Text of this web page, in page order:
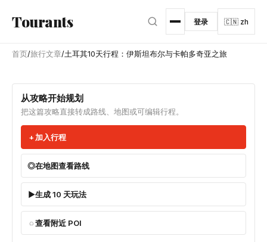
Tourants 登录 🇨🇳 zh
首页/旅行文章/土耳其10天行程：伊斯坦布尔与卡帕多奇亚之旅
从攻略开始规划
把这篇攻略直接转成路线、地图或可编辑行程。
加入行程
在地图查看路线
生成 10 天玩法
查看附近 POI